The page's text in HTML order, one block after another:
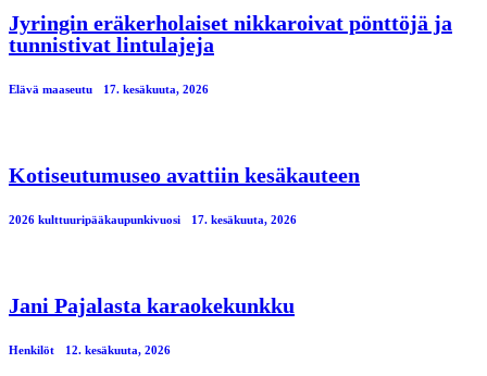
Jyringin eräkerholaiset nikkaroivat pönttöjä ja
tunnistivat lintulajeja
Elävä maaseutu 17. kesäkuuta, 2026
Kotiseutumuseo avattiin kesäkauteen
2026 kulttuuripääkaupunkivuosi 17. kesäkuuta, 2026
Jani Pajalasta karaokekunkku
Henkilöt 12. kesäkuuta, 2026